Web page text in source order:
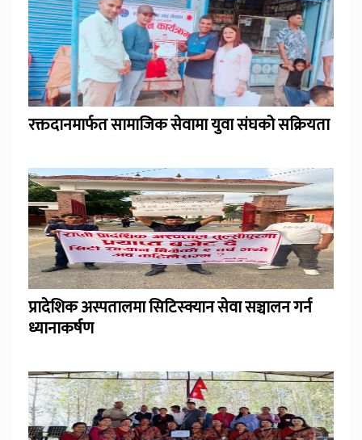
रक्तदानमार्फत सामाजिक सेवामा युवा संघको सक्रियता
प्रादेशिक अस्पतालमा सिटिस्क्यान सेवा सञ्चालन गर्न
ध्यानाकर्षण